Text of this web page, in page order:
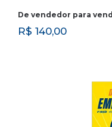
De vendedor para
R$ 140,00